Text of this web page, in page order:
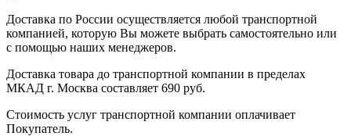
Доставка по России осуществляется любой транспортной
компанией, которую Вы можете выбрать самостоятельно или
с помощью наших менеджеров.
Доставка товара до транспортной компании в пределах
МКАД г. Москва составляет 690 руб.
Стоимость услуг транспортной компании оплачивает
Покупатель.